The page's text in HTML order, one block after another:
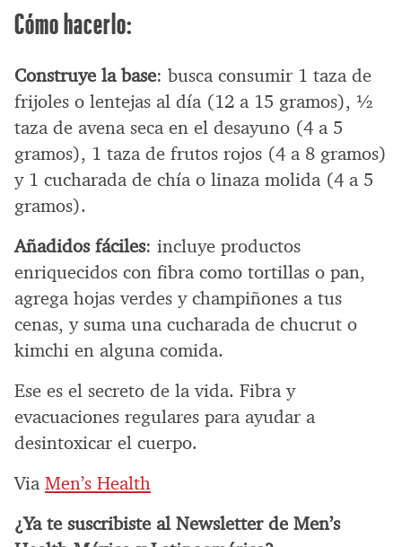
Cómo hacerlo:
Construye la base: busca consumir 1 taza de
frijoles o lentejas al día (12 a 15 gramos), ½
taza de avena seca en el desayuno (4 a 5
gramos), 1 taza de frutos rojos (4 a 8 gramos)
y 1 cucharada de chía o linaza molida (4 a 5
gramos).
Añadidos fáciles: incluye productos
enriquecidos con fibra como tortillas o pan,
agrega hojas verdes y champiñones a tus
cenas, y suma una cucharada de chucrut o
kimchi en alguna comida.
Ese es el secreto de la vida. Fibra y
evacuaciones regulares para ayudar a
desintoxicar el cuerpo.
Via Men’s Health
¿Ya te suscribiste al Newsletter de Men’s